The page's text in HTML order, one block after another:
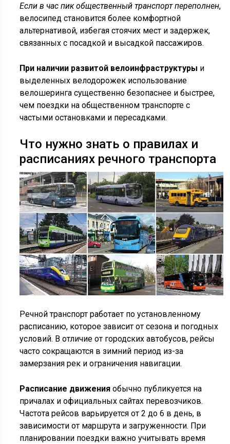
Если в час пик общественный транспорт переполнен,
велосипед становится более комфортной
альтернативой, избегая стоячих мест и задержек,
связанных с посадкой и высадкой пассажиров.
При наличии развитой велоинфраструктуры и
выделенных велодорожек использование
велошеринга существенно безопаснее и быстрее,
чем поездки на общественном транспорте с
частыми остановками и пересадками.
Что нужно знать о правилах и
расписаниях речного транспорта
Речной транспорт работает по установленному
расписанию, которое зависит от сезона и погодных
условий. В отличие от городских автобусов, рейсы
часто сокращаются в зимний период из-за
замерзания рек и ограничения навигации.
Расписание движения обычно публикуется на
причалах и официальных сайтах перевозчиков.
Частота рейсов варьируется от 2 до 6 в день, в
зависимости от маршрута и загруженности. При
планировании поездки важно учитывать время